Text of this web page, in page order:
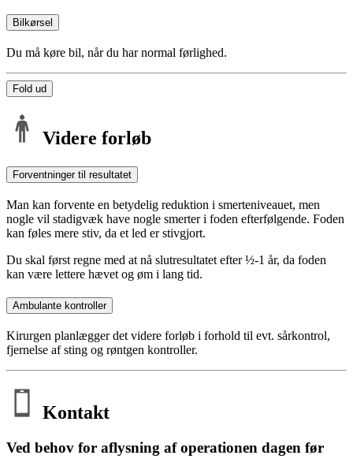
Bilkørsel
Du må køre bil, når du har normal førlighed.
Fold ud
Videre forløb
Forventninger til resultatet
Man kan forvente en betydelig reduktion i smerteniveauet, men
nogle vil stadigvæk have nogle smerter i foden efterfølgende. Foden
kan føles mere stiv, da et led er stivgjort.
Du skal først regne med at nå slutresultatet efter ½-1 år, da foden
kan være lettere hævet og øm i lang tid.
Ambulante kontroller
Kirurgen planlægger det videre forløb i forhold til evt. sårkontrol,
fjernelse af sting og røntgen kontroller.
Kontakt
Ved behov for aflysning af operationen dagen før